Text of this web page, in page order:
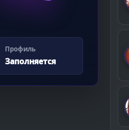
Профиль
Заполняется